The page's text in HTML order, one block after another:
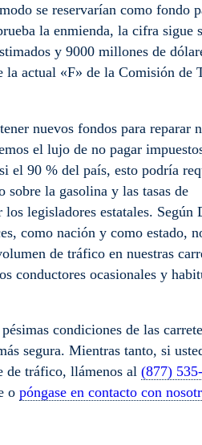
se reservarían como fondo
la enmienda, la cifra sigue
y 9000 millones de
la actual «F» de la Comisión de
nuevos fondos para reparar
el lujo de no pagar
el 90 % del país, esto podría
sobre la gasolina y las tasas de
legisladores estatales. Según
como nación y como estado,
de tráfico en nuestras
conductores ocasionales y
condiciones de las
segura. Mientras tanto, si
de tráfico, llámenos al (877)
o póngase en contacto con